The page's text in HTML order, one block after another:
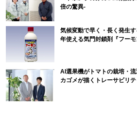
倍の驚異-
気候変動で早く・長く発生
年使える気門封鎖剤『フーモ
AI選果機がトマトの栽培・
カゴメが描くトレーサビリ